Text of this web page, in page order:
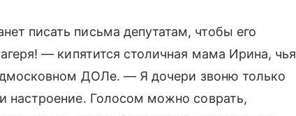
писать письма депутатам, чтобы его
— кипятится столичная мама Ирина, чья
ДОЛе. — Я дочери звоню только
настроение. Голосом можно соврать,